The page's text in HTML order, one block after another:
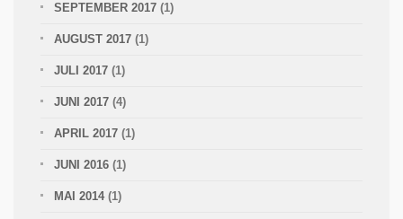
SEPTEMBER 2017 (1)
AUGUST 2017 (1)
JULI 2017 (1)
JUNI 2017 (4)
APRIL 2017 (1)
JUNI 2016 (1)
MAI 2014 (1)